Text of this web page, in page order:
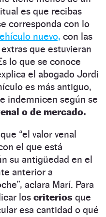
es que recibas
corresponda con lo
nuevo, con las
que estuvieran
lo que se conoce
el abogado Jordi
es más antiguo,
indemnicen según se
o de mercado.
“el valor venal
el que está
su antigüedad en el
anterior a
aclara Marí. Para
los criterios que
esa cantidad o qué